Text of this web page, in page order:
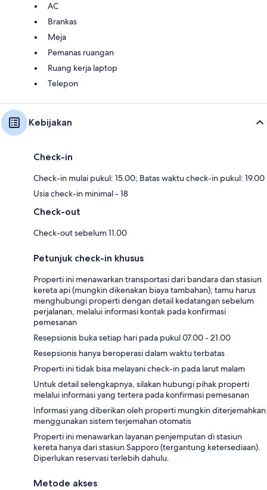
AC
Brankas
Meja
Pemanas ruangan
Ruang kerja laptop
Telepon
Kebijakan
Check-in
Check-in mulai pukul: 15.00; Batas waktu check-in pukul: 19.00
Usia check-in minimal - 18
Check-out
Check-out sebelum 11.00
Petunjuk check-in khusus
Properti ini menawarkan transportasi dari bandara dan stasiun
kereta api (mungkin dikenakan biaya tambahan); tamu harus
menghubungi properti dengan detail kedatangan sebelum
perjalanan, melalui informasi kontak pada konfirmasi
pemesanan
Resepsionis buka setiap hari pada pukul 07.00 - 21.00
Resepsionis hanya beroperasi dalam waktu terbatas
Properti ini tidak bisa melayani check-in pada larut malam
Untuk detail selengkapnya, silakan hubungi pihak properti
melalui informasi yang tertera pada konfirmasi pemesanan
Informasi yang diberikan oleh properti mungkin diterjemahkan
menggunakan sistem terjemahan otomatis
Properti ini menawarkan layanan penjemputan di stasiun
kereta hanya dari stasiun Sapporo (tergantung ketersediaan).
Diperlukan reservasi terlebih dahulu.
Metode akses